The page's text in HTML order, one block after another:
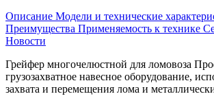
Описание Модели и технические
Преимущества Применяемость к технике
Новости
Грейфер многочелюстной для ломовоза
грузозахватное навесное оборудование,
захвата и перемещения лома и